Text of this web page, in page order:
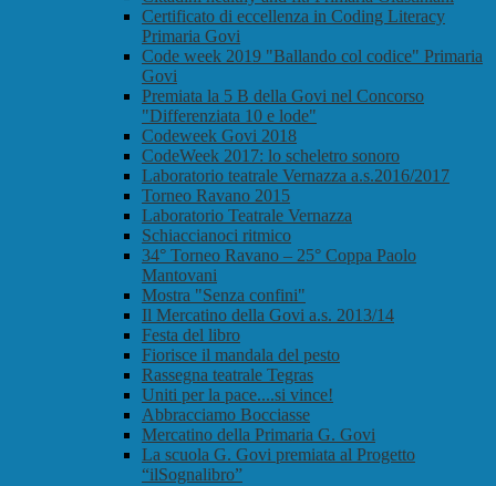
Certificato di eccellenza in Coding Literacy
Primaria Govi
Code week 2019 "Ballando col codice" Primaria
Govi
Premiata la 5 B della Govi nel Concorso
"Differenziata 10 e lode"
Codeweek Govi 2018
CodeWeek 2017: lo scheletro sonoro
Laboratorio teatrale Vernazza a.s.2016/2017
Torneo Ravano 2015
Laboratorio Teatrale Vernazza
Schiaccianoci ritmico
34° Torneo Ravano – 25° Coppa Paolo
Mantovani
Mostra "Senza confini"
Il Mercatino della Govi a.s. 2013/14
Festa del libro
Fiorisce il mandala del pesto
Rassegna teatrale Tegras
Uniti per la pace....si vince!
Abbracciamo Bocciasse
Mercatino della Primaria G. Govi
La scuola G. Govi premiata al Progetto
“ilSognalibro”